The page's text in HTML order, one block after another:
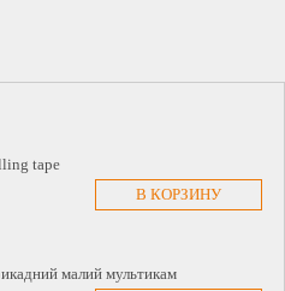
tape
В КОРЗИНУ
малий мультикам